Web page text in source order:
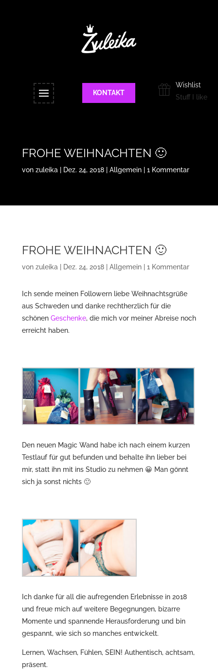
KONTAKT
Wishlist
Stuff I like
FROHE WEIHNACHTEN 🙂
von zuleika Dez. 24, 2018| Allgemein| 1 Kommentar
FROHE WEIHNACHTEN 🙂
von zuleika Dez. 24, 2018| Allgemein| 1 Kommentar
Ich sende meinen Followern liebe Weihnachtsgrüße
aus Schweden und danke rechtherzlich für die
schönen Geschenke, die mich vor meiner Abreise noch
erreicht haben.
Den neuen Magic Wand habe ich nach einem kurzen
Testlauf für gut befunden und behalte ihn lieber bei
mir, statt ihn mit ins Studio zu nehmen 😀 Man gönnt
sich ja sonst nichts 🙂
Ich danke für all die aufregenden Erlebnisse in 2018
und freue mich auf weitere Begegnungen, bizarre
Momente und spannende Herausforderung und bin
gespannt, wie sich so manches entwickelt.
Lernen, Wachsen, Fühlen, SEIN! Authentisch, achtsam,
präsent.